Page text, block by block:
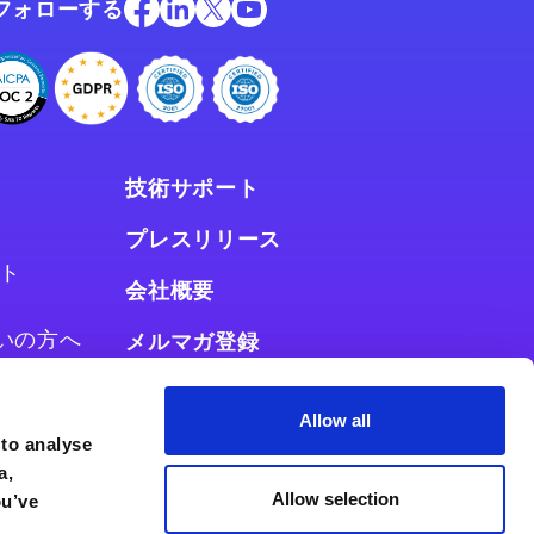
analyse
Allow all
Allow selection
ォローする
の方へ
技術サポート
プレスリリース
会社概要
メルマガ登録